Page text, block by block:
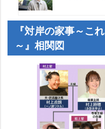
『対岸の家事～こ
～』相関図